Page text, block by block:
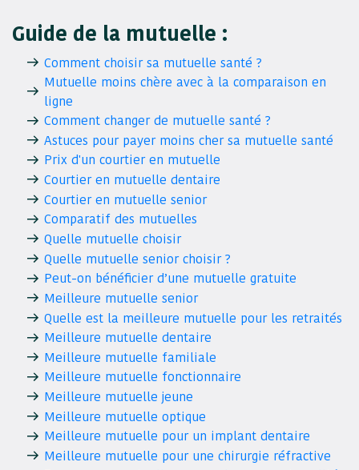
Guide de la mutuelle :
Comment choisir sa mutuelle santé ?
Mutuelle moins chère avec à la comparaison en
ligne
Comment changer de mutuelle santé ?
Astuces pour payer moins cher sa mutuelle santé
Prix d'un courtier en mutuelle
Courtier en mutuelle dentaire
Courtier en mutuelle senior
Comparatif des mutuelles
Quelle mutuelle choisir
Quelle mutuelle senior choisir ?
Peut-on bénéficier d’une mutuelle gratuite
Meilleure mutuelle senior
Quelle est la meilleure mutuelle pour les retraités
Meilleure mutuelle dentaire
Meilleure mutuelle familiale
Meilleure mutuelle fonctionnaire
Meilleure mutuelle jeune
Meilleure mutuelle optique
Meilleure mutuelle pour un implant dentaire
Meilleure mutuelle pour une chirurgie réfractive